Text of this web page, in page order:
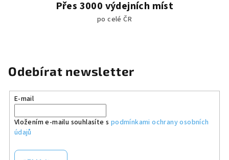
Přes 3000 výdejních míst
po celé ČR
Odebírat newsletter
E-mail
Vložením e-mailu souhlasíte s podmínkami ochrany osobních
údajů